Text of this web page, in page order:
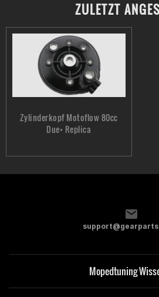
ZULETZT
Zylinderkopf Motoflow 80cc
Due+ Replica
Mopedtuning